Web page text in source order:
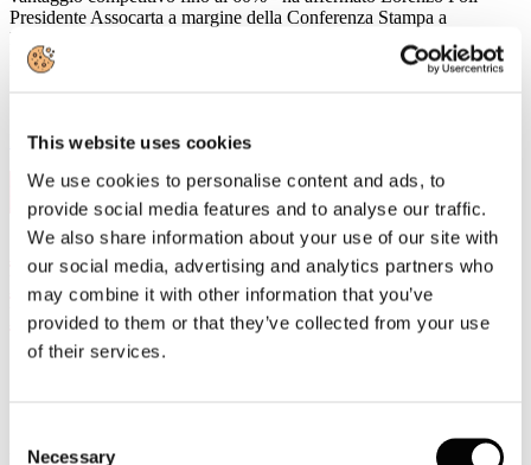
This website uses cookies
We use cookies to personalise content and ads, to
provide social media features and to analyse our traffic.
We also share information about your use of our site with
our social media, advertising and analytics partners who
may combine it with other information that you’ve
provided to them or that they’ve collected from your use
of their services.
Selection
Necessary
Presidente Assocarta a margine della Conferenza Stampa a
Bruxelles con il Vice Presidente Confindustria Aurelio Regina e il
Presidente di Federacciai Antonio Gozzi.
Leggi di più
25
Mag, 2026
ASSOCARTA: IL 25 GIUGNO A ROMA
L’ASSEMBLEA PUBBLICA “EUROPA,
ENERGIA, ECOSISTEMA DIGITALE
Milano, 5 giugno 2026 - Si terrà giovedì 25 giugno 2026, dalle ore